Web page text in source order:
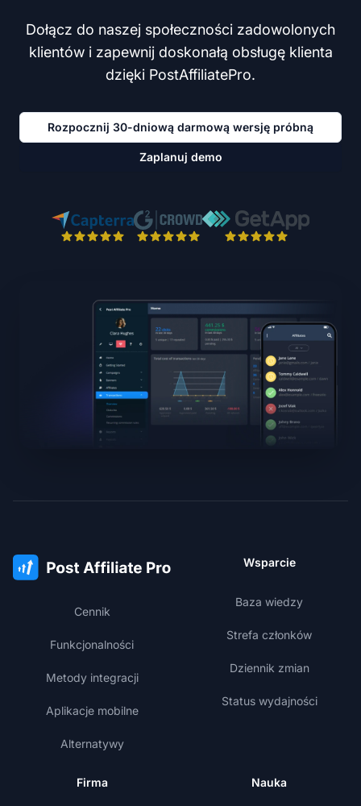
Dołącz do naszej społeczności zadowolonych
klientów i zapewnij doskonałą obsługę klienta
dzięki PostAffiliatePro.
Rozpocznij 30-dniową darmową wersję próbną
Zaplanuj demo
Cennik
Funkcjonalności
Metody integracji
Aplikacje mobilne
Alternatywy
Wsparcie
Baza wiedzy
Strefa członków
Dziennik zmian
Status wydajności
Firma Nauka